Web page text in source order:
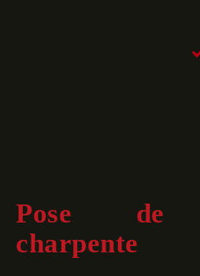
Pose de
charpente